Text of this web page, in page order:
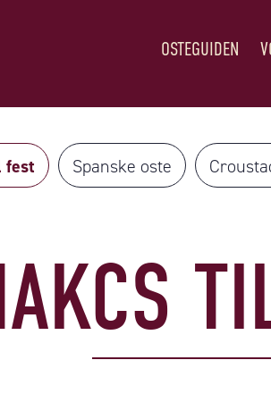
OSTEGUIDEN
fest Spanske oste